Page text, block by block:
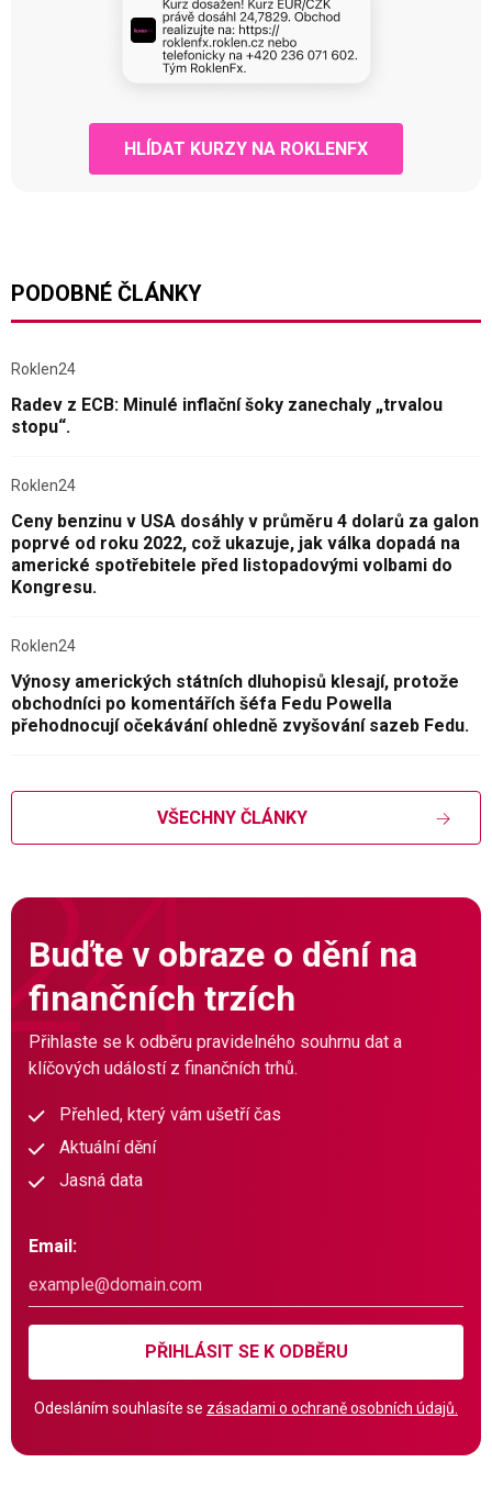
HLÍDAT KURZY NA ROKLENFX
PODOBNÉ ČLÁNKY
Roklen24
Radev z ECB: Minulé inflační šoky zanechaly „trvalou
stopu“.
Roklen24
Ceny benzinu v USA dosáhly v průměru 4 dolarů za galon
poprvé od roku 2022, což ukazuje, jak válka dopadá na
americké spotřebitele před listopadovými volbami do
Kongresu.
Roklen24
Výnosy amerických státních dluhopisů klesají, protože
obchodníci po komentářích šéfa Fedu Powella
přehodnocují očekávání ohledně zvyšování sazeb Fedu.
VŠECHNY ČLÁNKY
Buďte v obraze o dění na
finančních trzích
Přihlaste se k odběru pravidelného souhrnu dat a
klíčových událostí z finančních trhů.
Přehled, který vám ušetří čas
Aktuální dění
Jasná data
Email:
PŘIHLÁSIT SE K ODBĚRU
Odesláním souhlasíte se zásadami o ochraně osobních údajů.